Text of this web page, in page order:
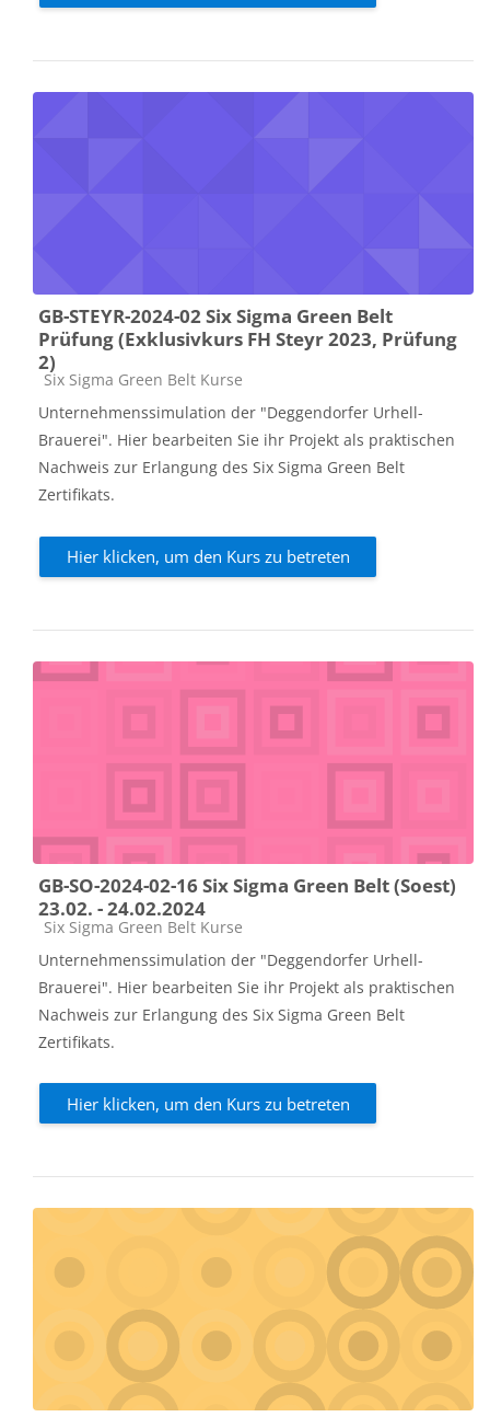
GB-STEYR-2024-02 Six Sigma Green Belt
Prüfung (Exklusivkurs FH Steyr 2023, Prüfung
2)
Kursbereich
Six Sigma Green Belt Kurse
Unternehmenssimulation der "Deggendorfer Urhell-
Brauerei". Hier bearbeiten Sie ihr Projekt als praktischen
Nachweis zur Erlangung des Six Sigma Green Belt
Zertifikats.
Hier klicken, um den Kurs zu betreten
GB-SO-2024-02-16 Six Sigma Green Belt (Soest)
23.02. - 24.02.2024
Kursbereich
Six Sigma Green Belt Kurse
Unternehmenssimulation der "Deggendorfer Urhell-
Brauerei". Hier bearbeiten Sie ihr Projekt als praktischen
Nachweis zur Erlangung des Six Sigma Green Belt
Zertifikats.
Hier klicken, um den Kurs zu betreten